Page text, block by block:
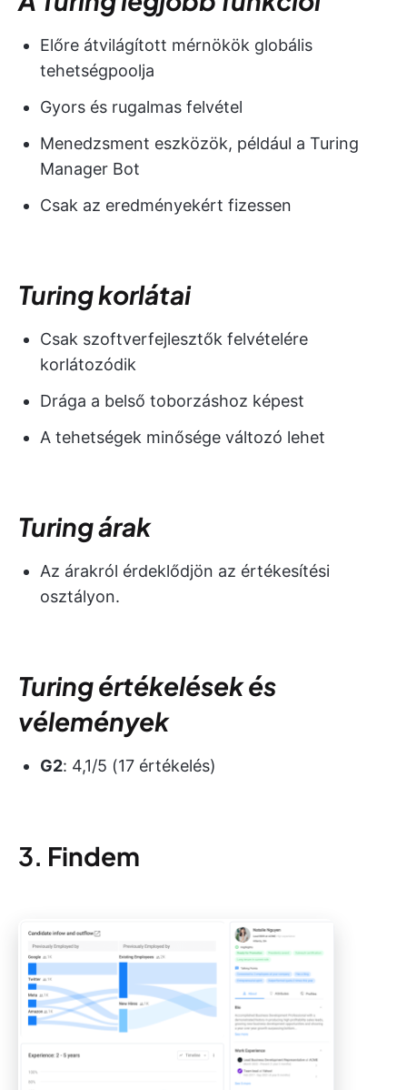
Előre átvilágított mérnökök globális
tehetségpoolja
Gyors és rugalmas felvétel
Menedzsment eszközök, például a Turing
Manager Bot
Csak az eredményekért fizessen
Turing korlátai
Csak szoftverfejlesztők felvételére
korlátozódik
Drága a belső toborzáshoz képest
A tehetségek minősége változó lehet
Turing árak
Az árakról érdeklődjön az értékesítési
osztályon.
Turing értékelések és
vélemények
G2: 4,1/5 (17 értékelés)
3. Findem